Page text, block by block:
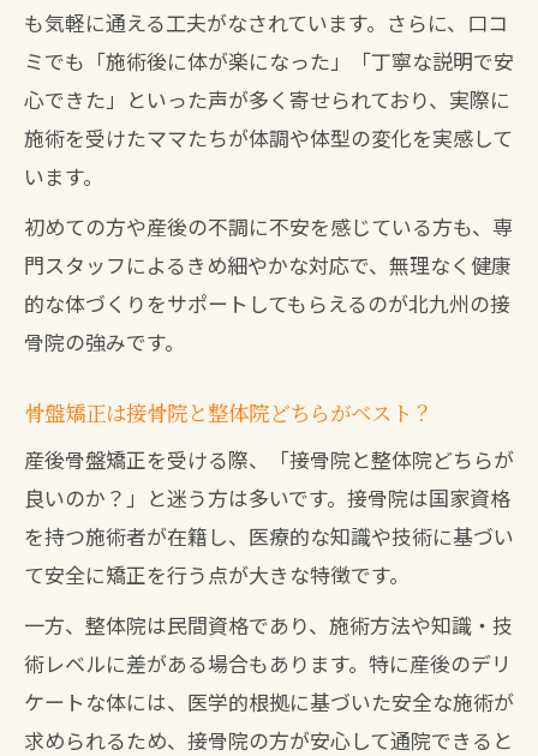
も気軽に通える工夫がなされています。さらに、口コ
ミでも「施術後に体が楽になった」「丁寧な説明で安
心できた」といった声が多く寄せられており、実際に
施術を受けたママたちが体調や体型の変化を実感して
います。
初めての方や産後の不調に不安を感じている方も、専
門スタッフによるきめ細やかな対応で、無理なく健康
的な体づくりをサポートしてもらえるのが北九州の接
骨院の強みです。
骨盤矯正は接骨院と整体院どちらがベスト？
産後骨盤矯正を受ける際、「接骨院と整体院どちらが
良いのか？」と迷う方は多いです。接骨院は国家資格
を持つ施術者が在籍し、医療的な知識や技術に基づい
て安全に矯正を行う点が大きな特徴です。
一方、整体院は民間資格であり、施術方法や知識・技
術レベルに差がある場合もあります。特に産後のデリ
ケートな体には、医学的根拠に基づいた安全な施術が
求められるため、接骨院の方が安心して通院できると